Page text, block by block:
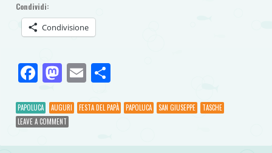
Condividi:
Condivisione
Facebook
Mastodon
Email
PAPOLUCA AUGURI FESTA DEL PAPÀ PAPOLUCA SAN GIUSEPPE
TASCHE
LEAVE A COMMENT